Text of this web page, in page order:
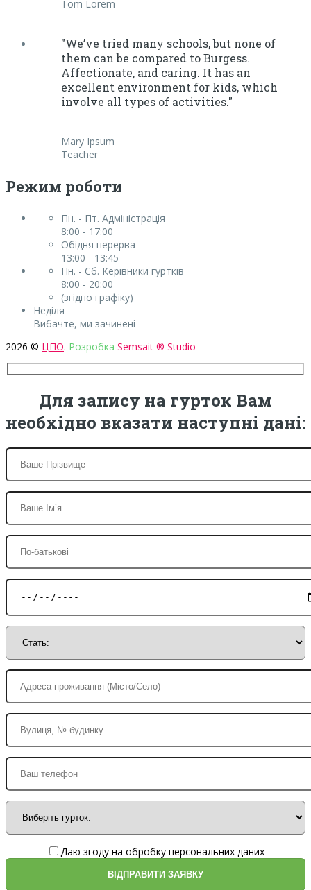
Tom Lorem
"We’ve tried many schools, but none of
them can be compared to Burgess.
Affectionate, and caring. It has an
excellent environment for kids, which
involve all types of activities."
Mary Ipsum
Teacher
Режим роботи
Пн. - Пт. Адміністрація
8:00 - 17:00
Обідня перерва
13:00 - 13:45
Пн. - Сб. Керівники гуртків
8:00 - 20:00
(згідно графіку)
Неділя
Вибачте, ми зачинені
2026 © ЦПО. Розробка Semsait ® Studio
Для запису на гурток Вам
необхідно вказати наступні дані:
Даю згоду на обробку персональних даних